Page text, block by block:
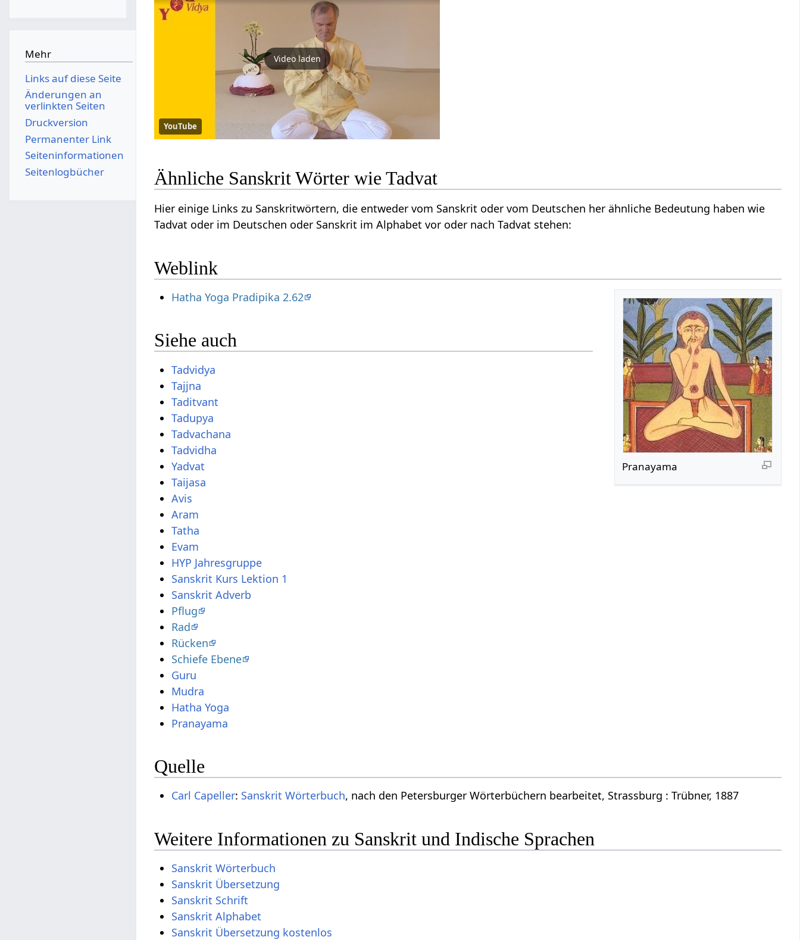
Video laden
YouTube
Ähnliche Sanskrit Wörter wie Tadvat
Hier einige Links zu Sanskritwörtern, die entweder vom Sanskrit oder vom Deutschen her ähnliche Bedeutung haben wie
Tadvat oder im Deutschen oder Sanskrit im Alphabet vor oder nach Tadvat stehen:
Weblink
Pranayama
Hatha Yoga Pradipika 2.62
Siehe auch
Tadvidya
Tajjna
Taditvant
Tadupya
Tadvachana
Tadvidha
Yadvat
Taijasa
Avis
Aram
Tatha
Evam
HYP Jahresgruppe
Sanskrit Kurs Lektion 1
Sanskrit Adverb
Pflug
Rad
Rücken
Schiefe Ebene
Guru
Mudra
Hatha Yoga
Pranayama
Quelle
Carl Capeller: Sanskrit Wörterbuch, nach den Petersburger Wörterbüchern bearbeitet, Strassburg : Trübner, 1887
Weitere Informationen zu Sanskrit und Indische Sprachen
Sanskrit Wörterbuch
Sanskrit Übersetzung
Sanskrit Schrift
Sanskrit Alphabet
Sanskrit Übersetzung kostenlos
Mehr
Links auf diese Seite
Änderungen an
verlinkten Seiten
Druckversion
Permanenter Link
Seiten­­informationen
Seitenlogbücher